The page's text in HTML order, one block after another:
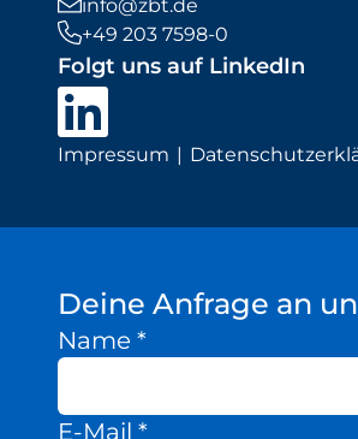
info@zbt.de
+49 203 7598-0
Folgt uns auf LinkedIn
Impressum
Deine Anfrage an
Name *
E-Mail *